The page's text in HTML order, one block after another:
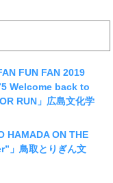
FUN FAN 2019
Welcome back to
RUN」広島文化学
HAMADA ON THE
」鳥取とりぎん文